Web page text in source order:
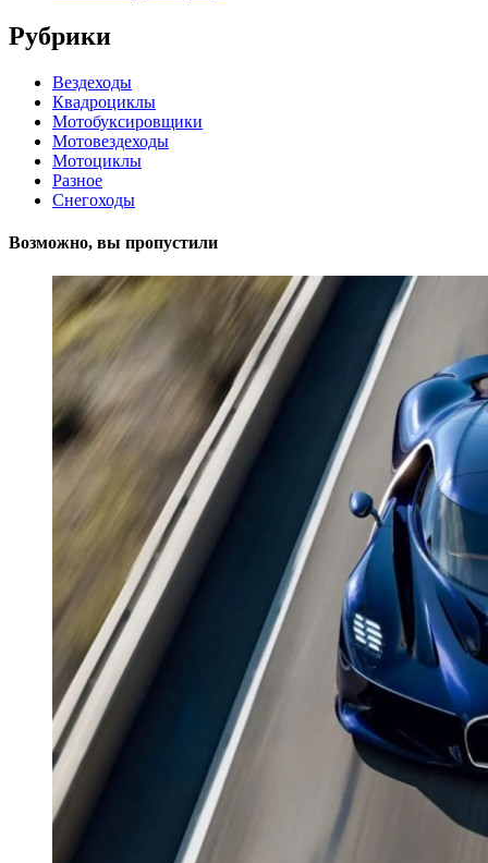
Рубрики
Вездеходы
Квадроциклы
Мотобуксировщики
Мотовездеходы
Мотоциклы
Разное
Снегоходы
Возможно, вы пропустили